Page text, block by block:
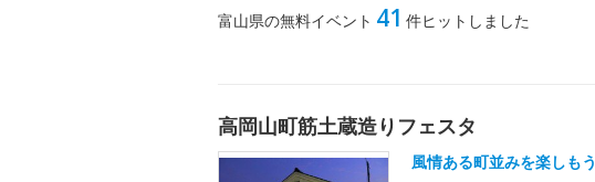
富山県の無料イベント 41 件ヒットしました
高岡山町筋土蔵造りフェスタ
風情ある町並みを楽しもう